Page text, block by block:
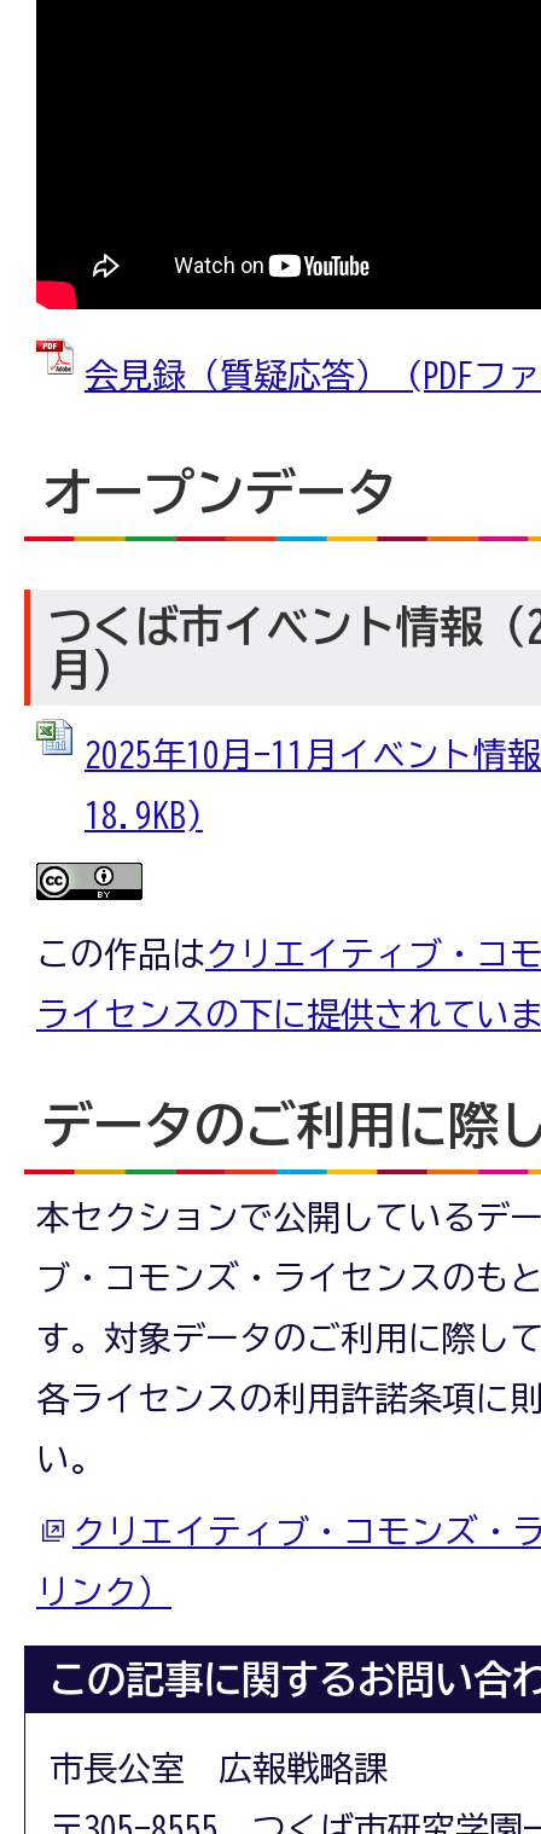
会見録（質疑応答） (PDFフ
オープンデータ
つくば市イベント情報（
月）
2025年10月-11月イベント情
18.9KB)
この作品はクリエイティブ・コ
ライセンスの下に提供されてい
データのご利用に際
本セクションで公開しているデ
ブ・コモンズ・ライセンスのも
す。対象データのご利用に際し
各ライセンスの利用許諾条項に
い。
クリエイティブ・コモンズ・
リンク）
この記事に関するお問い合
市長公室 広報戦略課